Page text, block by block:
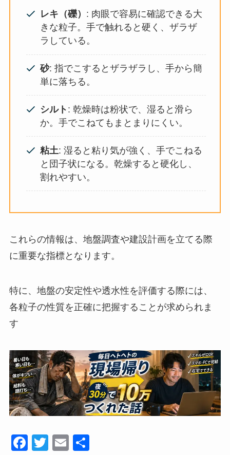
レキ（礫） : 肉眼で容易に確認できる大
きな粒子。手で触れると硬く、ザラザ
ラしている。
砂: 指でこするとザラザラし、手から簡
単に落ちる。
シルト : 乾燥時は粉状で、湿ると滑ら
か。手でこねてもまとまりにくい。
粘土: 湿ると粘り気が強く、手でこねる
と団子状になる。乾燥すると硬化し、
割れやすい。
これらの情報は、地盤調査や建設計画を立てる際
に重要な指標となります。
特に、地盤の安定性や透水性を評価する際には、
各粒子の性質を正確に把握することが求められま
す
F T E 共